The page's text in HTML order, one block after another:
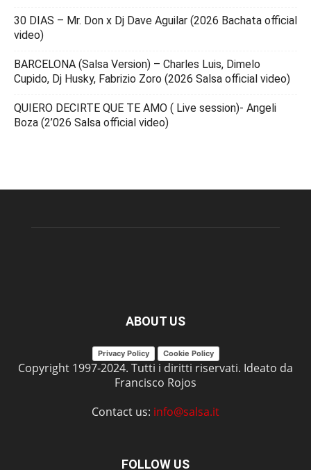
30 DIAS – Mr. Don x Dj Dave Aguilar (2026 Bachata official
video)
BARCELONA (Salsa Version) – Charles Luis, Dimelo
Cupido, Dj Husky, Fabrizio Zoro (2026 Salsa official video)
QUIERO DECIRTE QUE TE AMO ( Live session)- Angeli
Boza (2’026 Salsa official video)
ABOUT US
Privacy Policy Cookie Policy
Copyright 1997-2024. Tutti i diritti riservati. Ideato da
Francisco Rojos
Contact us: info@salsa.it
FOLLOW US